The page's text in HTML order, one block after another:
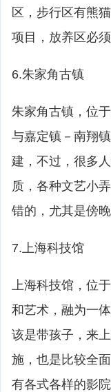
区，步行区有熊
项目，放养区必
6.朱家角古镇
朱家角古镇，位
与嘉定镇－南翔
建，不过，很多
质，各种文艺小
错的，尤其是傍
7.上海科技馆
上海科技馆，位
和艺术，融为一
该是带孩子，来
施，也是比较全
有各式各样的影